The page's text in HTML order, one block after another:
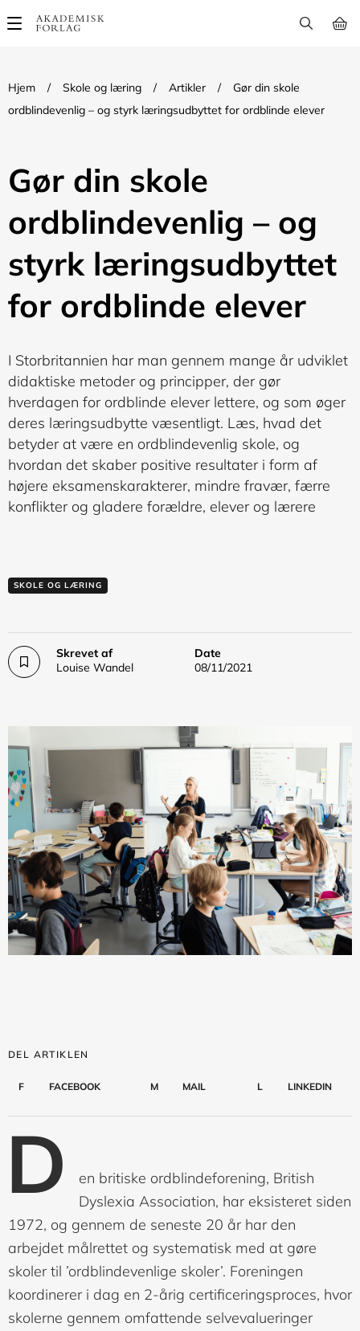
Main
Hjem / Skole og læring / Artikler /
Gør din skole
ordblindevenlig – og styrk læringsudbyttet for ordblinde elever
Gør din skole
ordblindevenlig – og
styrk læringsudbyttet
for ordblinde elever
SKOLE OG LÆRING
I Storbritannien har man gennem mange år udviklet
didaktiske metoder og principper, der gør
hverdagen for ordblinde elever lettere, og som øger
deres læringsudbytte væsentligt. Læs, hvad det
betyder at være en ordblindevenlig skole, og
hvordan det skaber positive resultater i form af
højere eksamenskarakterer, mindre fravær, færre
konflikter og gladere forældre, elever og lærere
Skrevet af
Louise Wandel
Date
08/11/2021
DEL ARTIKLEN
F FACEBOOK M MAIL L LINKEDIN
D
en britiske ordblindeforening, British
Dyslexia Association, har eksisteret siden
1972, og gennem de seneste 20 år har den
arbejdet målrettet og systematisk med at gøre
skoler til ’ordblindevenlige skoler’. Foreningen
koordinerer i dag en 2-årig certificeringsproces, hvor
skolerne gennem omfattende selvevalueringer